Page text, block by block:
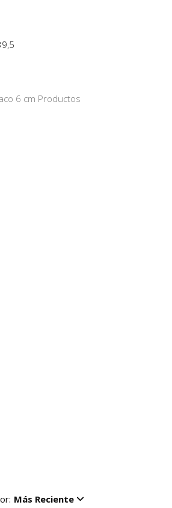
6 cm Productos
Más Reciente